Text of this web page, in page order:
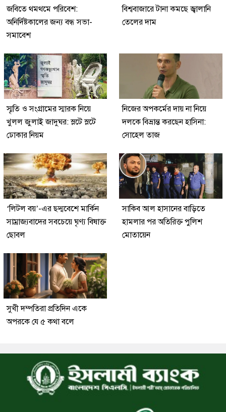
জবিতে থমথমে পরিবেশ:
অনির্দিষ্টকালের জন্য বন্ধ সভা-
সমাবেশ
বিশ্ববাজারে টানা কমছে জ্বালানি
তেলের দাম
স্মৃতি ও সংগ্রামের স্মারক নিয়ে
খুলল জুলাই জাদুঘর: স্লটে স্লটে
ঢোকার নিয়ম
নিজের অপকর্মের দায় না নিয়ে
দলকে বিভ্রান্ত করছেন হাসিনা:
সোহেল তাজ
‘লিটল বয়’-এর ছদ্মবেশে মার্কিন
সাম্রাজ্যবাদের সবচেয়ে ঘৃণ্য বিষাক্ত
ছোবল
সাকিব আল হাসানের বাড়িতে
হামলার পর অতিরিক্ত পুলিশ
মোতায়েন
সুখী দম্পতিরা প্রতিদিন একে
অপরকে যে ৫ কথা বলে